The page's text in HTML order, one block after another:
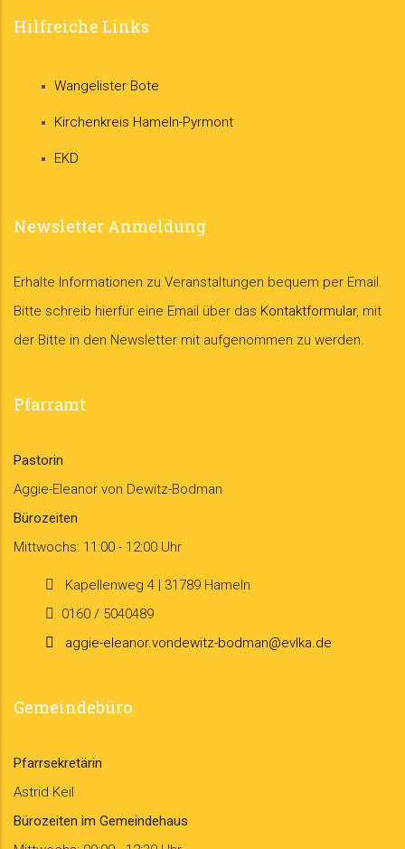
Hilfreiche Links
Wangelister Bote
Kirchenkreis Hameln-Pyrmont
EKD
Newsletter Anmeldung
Erhalte Informationen zu Veranstaltungen bequem per Email.
Bitte schreib hierfür eine Email über das Kontaktformular, mit
der Bitte in den Newsletter mit aufgenommen zu werden.
Pfarramt
Pastorin
Aggie-Eleanor von Dewitz-Bodman
Bürozeiten
Mittwochs: 11:00 - 12:00 Uhr
Kapellenweg 4 | 31789 Hameln
0160 / 5040489
aggie-eleanor.vondewitz-bodman@evlka.de
Gemeindebüro
Pfarrsekretärin
Astrid Keil
Bürozeiten im Gemeindehaus